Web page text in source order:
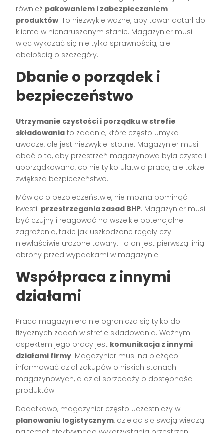
również pakowaniem i zabezpieczaniem
produktów. To niezwykle ważne, aby towar dotarł do
klienta w nienaruszonym stanie. Magazynier musi
więc wykazać się nie tylko sprawnością, ale i
dbałością o szczegóły.
Dbanie o porządek i
bezpieczeństwo
Utrzymanie czystości i porządku w strefie
składowania to zadanie, które często umyka
uwadze, ale jest niezwykle istotne. Magazynier musi
dbać o to, aby przestrzeń magazynowa była czysta i
uporządkowana, co nie tylko ułatwia pracę, ale także
zwiększa bezpieczeństwo.
Mówiąc o bezpieczeństwie, nie można pominąć
kwestii przestrzegania zasad BHP. Magazynier musi
być czujny i reagować na wszelkie potencjalne
zagrożenia, takie jak uszkodzone regały czy
niewłaściwie ułożone towary. To on jest pierwszą linią
obrony przed wypadkami w magazynie.
Współpraca z innymi
działami
Praca magazyniera nie ogranicza się tylko do
fizycznych zadań w strefie składowania. Ważnym
aspektem jego pracy jest komunikacja z innymi
działami firmy. Magazynier musi na bieżąco
informować dział zakupów o niskich stanach
magazynowych, a dział sprzedaży o dostępności
produktów.
Dodatkowo, magazynier często uczestniczy w
planowaniu logistycznym, dzieląc się swoją wiedzą